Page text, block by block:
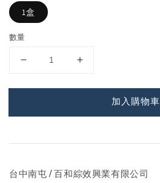
1盒
數量
加入購物車
台中南屯 /百和綜效興業有限公司